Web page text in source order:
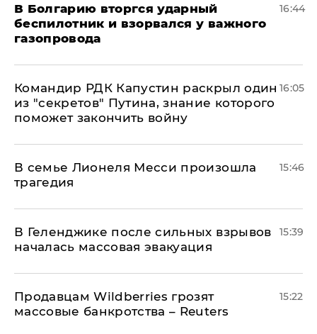
В Болгарию вторгся ударный
беспилотник и взорвался у важного
газопровода
16:44
Командир РДК Капустин раскрыл один
из "секретов" Путина, знание которого
поможет закончить войну
16:05
В семье Лионеля Месси произошла
трагедия
15:46
В Геленджике после сильных взрывов
началась массовая эвакуация
15:39
Продавцам Wildberries грозят
массовые банкротства – Reuters
15:22